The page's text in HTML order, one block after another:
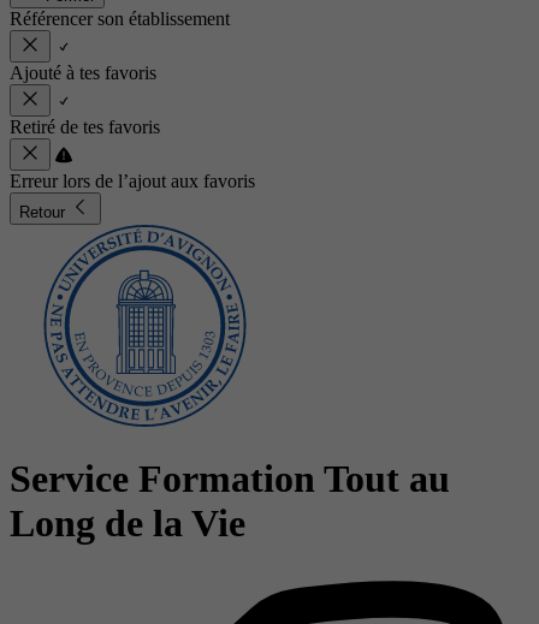
Référencer son établissement
Ajouté à tes favoris
Retiré de tes favoris
Erreur lors de l’ajout aux favoris
Retour
Service Formation Tout au
Long de la Vie